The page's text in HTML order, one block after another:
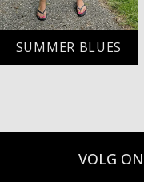
SUMMER BLUES
VOLG